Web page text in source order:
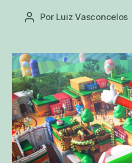
Autor
Por Luiz Vasconcelos